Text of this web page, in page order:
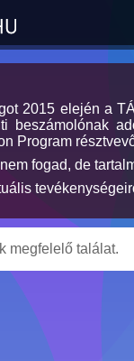
2015 elején a
beszámolónak
Program
fogad, de
megfelelő találat.